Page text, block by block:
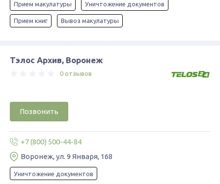
Прием макулатуры Уничтожение документов
Прием книг Вывоз макулатуры
Тэлос Архив, Воронеж
0 отзывов
Позвонить
+7 (800) 500-44-84
Воронеж, ул. 9 Января, 168
Уничтожение документов